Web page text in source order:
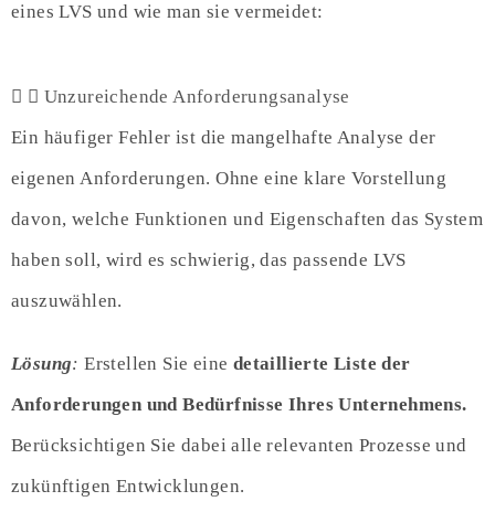
eines LVS und wie man sie vermeidet:
Unzureichende Anforderungsanalyse
Ein häufiger Fehler ist die mangelhafte Analyse der
eigenen Anforderungen. Ohne eine klare Vorstellung
davon, welche Funktionen und Eigenschaften das System
haben soll, wird es schwierig, das passende LVS
auszuwählen.
Lösung: Erstellen Sie eine detaillierte Liste der
Anforderungen und Bedürfnisse Ihres Unternehmens.
Berücksichtigen Sie dabei alle relevanten Prozesse und
zukünftigen Entwicklungen.